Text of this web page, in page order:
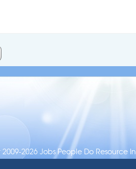
2026 Jobs People Do Resource